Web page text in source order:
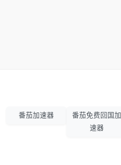
番茄加速器
番茄免费回国加
速器